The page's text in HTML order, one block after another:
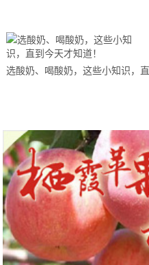
选酸奶、喝酸奶，这些小知识，直